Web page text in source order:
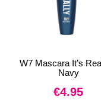
W7 Mascara It’s
Navy
€4.95